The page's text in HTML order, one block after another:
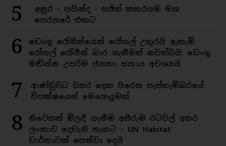
5
අනුර - පහින්ද - සජිත් කතරගම මහ
පෙරහරේ එකට
6
ඩෙංගු රෝගීන්ගෙන් රෝහල් උතුරයි ඇතැම්
රෝහල් රෝගීන් බාර ගැනීමත් නවත්වයි: ඩෙංගු
මඬින්න උපරිම ජනතා සහාය අවශ්‍යයි
7
ආණ්ඩුවට වසර දෙක පිරෙන සැප්තැම්බරයේ
විපක්ෂයෙන් මෙහෙයුමක්
8
නිවෙසක් මිලදී ගැනීම අසීරුම රටවල් අතර
ලංකාව දෙවැනි තැනට - UN Habitat
වාර්තාවක් පෙන්වා දෙයි